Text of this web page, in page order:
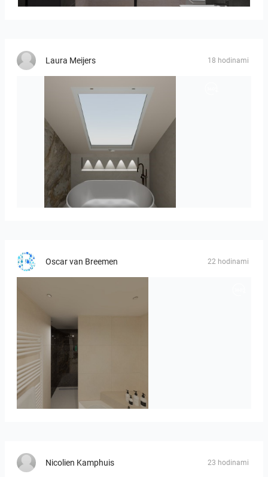
Laura Meijers 18 hodinami
Hofman_J-01
Oscar van Breemen 22 hodinami
Badkamerhuis
Nicolien Kamphuis 23 hodinami